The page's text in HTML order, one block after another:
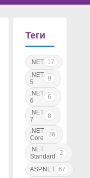
Теги
.NET 17
.NET
5
9
.NET
6
6
.NET
7
8
.NET
Core
36
.NET
Standard
2
ASP.NET 67